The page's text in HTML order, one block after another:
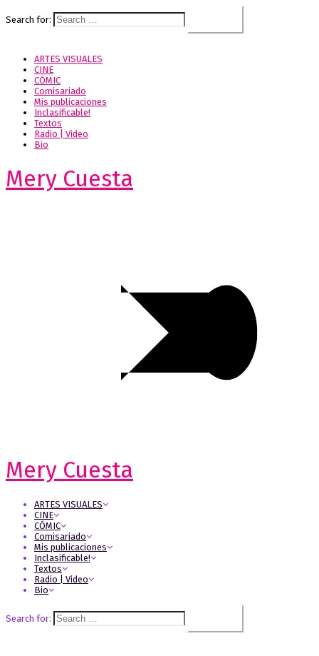
Search for:
ARTES VISUALES
CINE
CÓMIC
Comisariado
Mis publicaciones
Inclasificable!
Textos
Radio | Video
Bio
Mery Cuesta
Mery Cuesta
ARTES VISUALES
CINE
CÓMIC
Comisariado
Mis publicaciones
Inclasificable!
Textos
Radio | Video
Bio
Search for: